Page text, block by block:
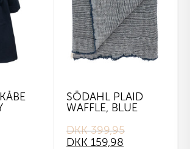
SÖDAHL PLAID
WAFFLE, BLUE
DKK399,95
Original
price
DKK 159,98
Current
price